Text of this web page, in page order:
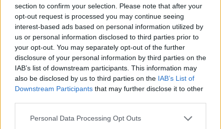
section to confirm your selection. Please note that after your
opt-out request is processed you may continue seeing
interest-based ads based on personal information utilized by
us or personal information disclosed to third parties prior to
your opt-out. You may separately opt-out of the further
disclosure of your personal information by third parties on the
IAB’s list of downstream participants. This information may
also be disclosed by us to third parties on the IAB’s List of
Downstream Participants that may further disclose it to other
Personal Data Processing Opt Outs
Idag gjorde jag denna sjukt goda Kyckling med chili-
mangochutney….. som serverades tillsammans med ris
och broccoli ….. <3 Tack för receptet Jenny!
0 Svara
Jenny Warsen